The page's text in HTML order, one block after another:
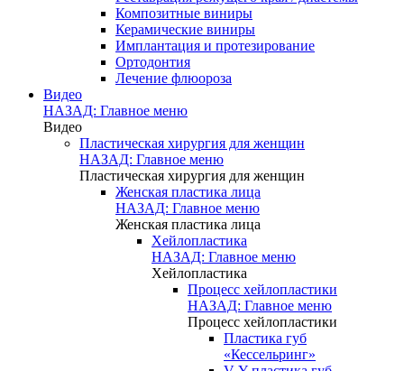
Композитные виниры
Керамические виниры
Имплантация и протезирование
Ортодонтия
Лечение флюороза
Видео
НАЗАД: Главное меню
Видео
Пластическая хирургия для женщин
НАЗАД: Главное меню
Пластическая хирургия для женщин
Женская пластика лица
НАЗАД: Главное меню
Женская пластика лица
Хейлопластика
НАЗАД: Главное меню
Хейлопластика
Процесс хейлопластики
НАЗАД: Главное меню
Процесс хейлопластики
Пластика губ
«Кессельринг»